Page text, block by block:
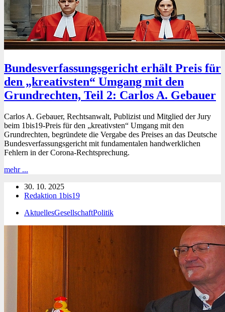
Bundesverfassungsgericht erhält Preis für
den „kreativsten“ Umgang mit den
Grundrechten, Teil 2: Carlos A. Gebauer
Carlos A. Gebauer, Rechtsanwalt, Publizist und Mitglied der Jury
beim 1bis19-Preis für den „kreativsten“ Umgang mit den
Grundrechten, begründete die Vergabe des Preises an das Deutsche
Bundesverfassungsgericht mit fundamentalen handwerklichen
Fehlern in der Corona-Rechtsprechung.
mehr ...
Preis
für
„kreativsten“
Grundrechten,
Teil
2:
Carlos
A.
Gebauer
30. 10. 2025
Redaktion 1bis19
AktuellesGesellschaftPolitik